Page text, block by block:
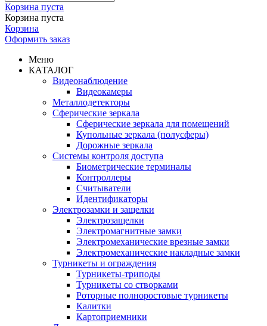
Корзина пуста
Корзина пуста
Корзина
Оформить заказ
Меню
КАТАЛОГ
Видеонаблюдение
Видеокамеры
Металлодетекторы
Сферические зеркала
Сферические зеркала для помещений
Купольные зеркала (полусферы)
Дорожные зеркала
Системы контроля доступа
Биометрические терминалы
Контроллеры
Считыватели
Идентификаторы
Электрозамки и защелки
Электрозащелки
Электромагнитные замки
Электромеханические врезные замки
Электромеханические накладные замки
Турникеты и ограждения
Турникеты-триподы
Турникеты со створками
Роторные полноростовые турникеты
Калитки
Картоприемники